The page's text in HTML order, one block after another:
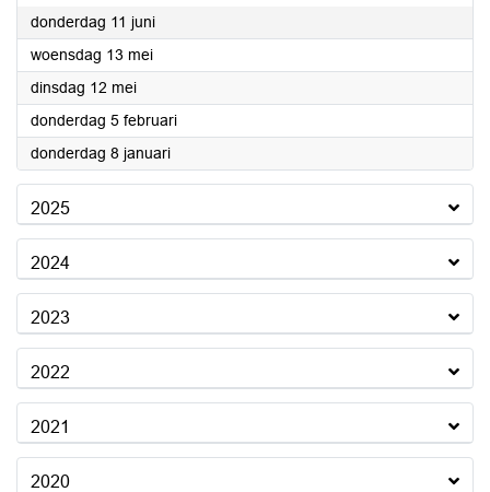
donderdag 11 juni2026
woensdag 13 mei2026
dinsdag 12 mei2026
donderdag 5 februari2026
donderdag 8 januari2026
2025
2024
2023
2022
2021
2020